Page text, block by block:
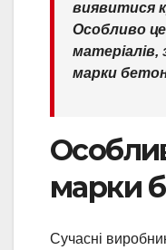
виявитися
Особливо
матеріалів,
марки
марки
Сучасні